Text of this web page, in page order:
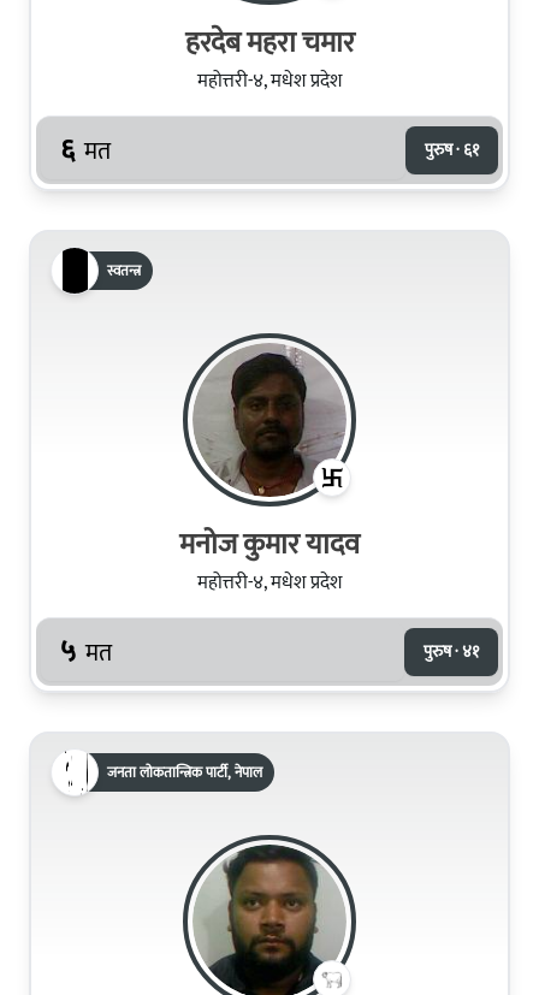
हरदेब महरा चमार
महोत्तरी-४, मधेश प्रदेश
६ मत पुरुष · ६१
स्वतन्त्र
मनोज कुमार यादव
महोत्तरी-४, मधेश प्रदेश
५ मत पुरुष · ४१
जनता लोकतान्त्रिक पार्टी, नेपाल